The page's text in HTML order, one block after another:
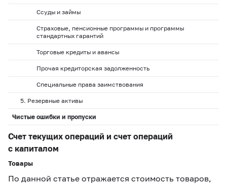
Ссуды и займы
Страховые, пенсионные программы и программы
стандартных гарантий
Торговые кредиты и авансы
Прочая кредиторская задолженность
Специальные права заимствования
5. Резервные активы
Чистые ошибки и пропуски
Счет текущих операций и счет операций
с капиталом
Товары
По данной статье отражается стоимость товаров,